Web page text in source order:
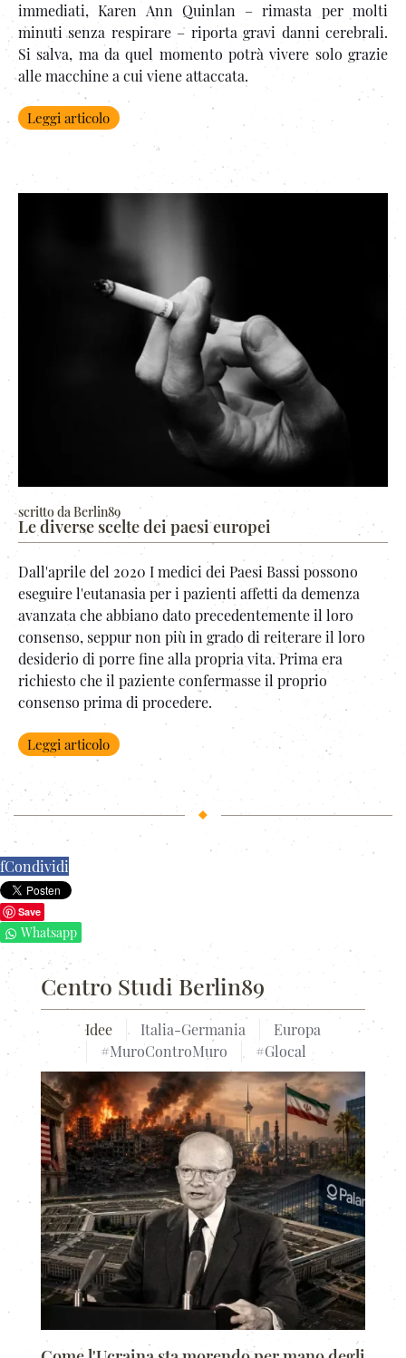
immediati, Karen Ann Quinlan – rimasta per molti
minuti senza respirare – riporta gravi danni cerebrali.
Si salva, ma da quel momento potrà vivere solo grazie
alle macchine a cui viene attaccata.
Leggi articolo
scritto da Berlin89
Le diverse scelte dei paesi europei
Dall'aprile del 2020 I medici dei Paesi Bassi possono
eseguire l'eutanasia per i pazienti affetti da demenza
avanzata che abbiano dato precedentemente il loro
consenso, seppur non più in grado di reiterare il loro
desiderio di porre fine alla propria vita. Prima era
richiesto che il paziente confermasse il proprio
consenso prima di procedere.
Leggi articolo
fCondividi
Save
Whatsapp
Centro Studi Berlin89
Idee Italia-Germania
Europa
#MuroControMuro
#Glocal